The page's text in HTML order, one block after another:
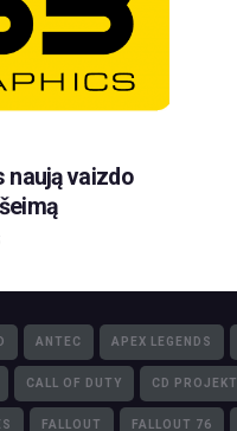
naują vaizdo
ANTEC APEX LEGENDS
CALL OF DUTY CD
FALLOUT FALLOUT 76